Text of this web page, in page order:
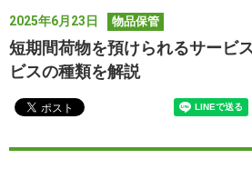
2025年6月23日 物品保管
短期間荷物を預けられるサービ
ビスの種類を解説